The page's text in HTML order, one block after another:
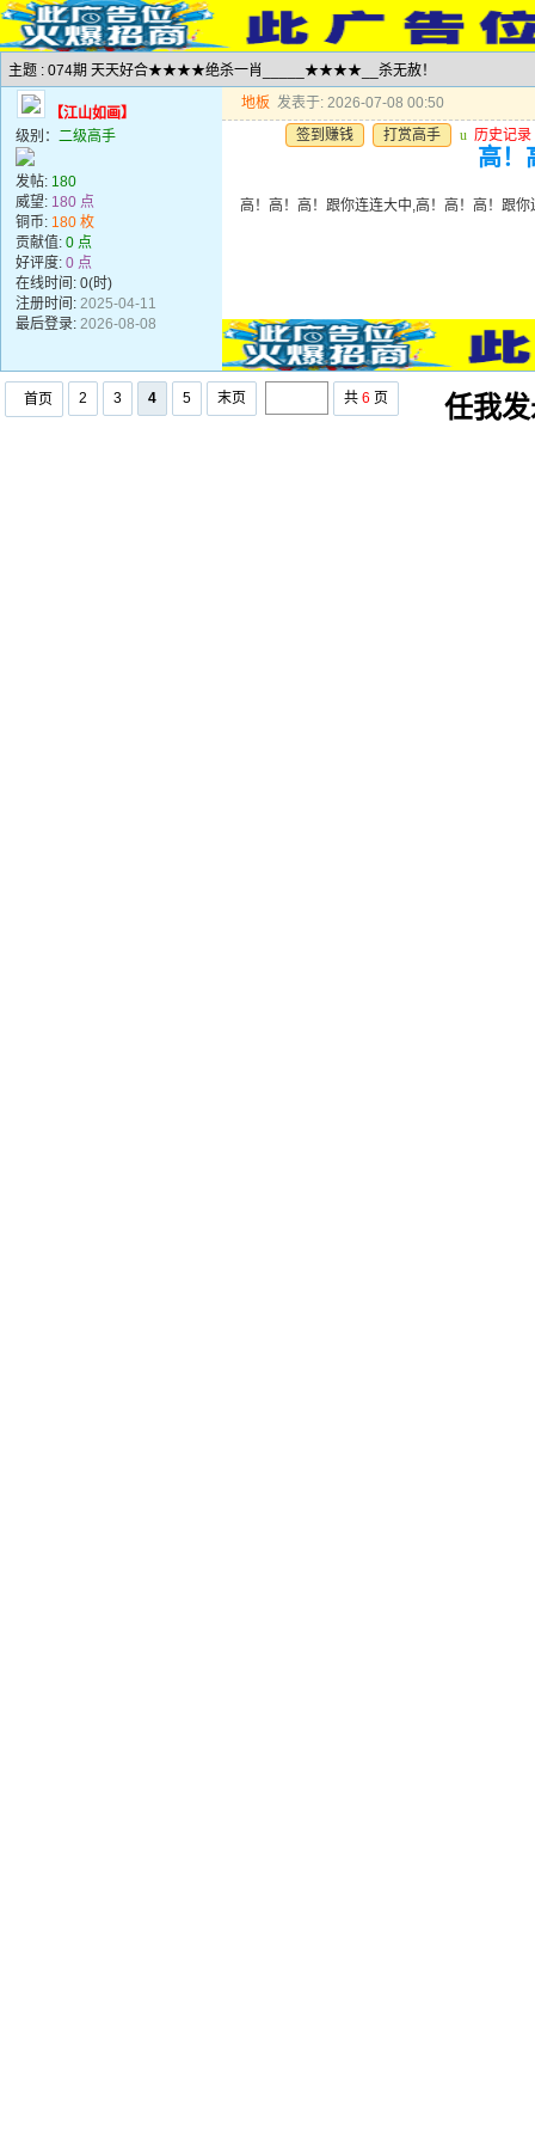
主题 : 074期 天天好合★★★★绝杀一肖_____★★★★__杀无赦！
【江山如画】
级别： 二级高手
发帖: 180
威望: 180 点
铜币: 180 枚
贡献值: 0 点
好评度: 0 点
在线时间: 0(时)
注册时间: 2025-04-11
最后登录: 2026-08-08
地板 发表于: 2026-07-08 00:50
签到赚钱
打赏高手 u 历史记录
高！
高！高！高！跟你连连大中,高！高！高！跟你
首页 2 3 4 5 末页 共 6 页 任我发